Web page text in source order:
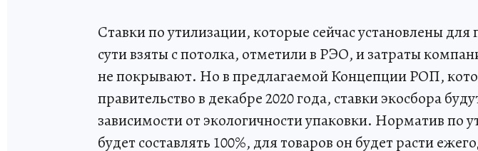
Ставки по утилизации, которые сейчас установлены
сути взяты с потолка, отметили в РЭО, и затраты
не покрывают. Но в предлагаемой Концепции РОП,
правительство в декабре 2020 года, ставки экосбора
зависимости от экологичности упаковки. Норматив по
будет составлять 100%, для товаров он будет расти